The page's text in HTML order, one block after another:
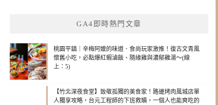
GA4即時熱門文章
桃園平鎮｜辛梅阿嬤的味道．食尚玩家激推！復古文青風
懷舊小吃，必點爆紅蝦滷飯、隨緣雞與濃郁雞湯～(線
上：5)
【竹北深夜食堂】致敬孤獨的美食家！路邊烤肉風城店單
人獨享攻略，台元工程師的下班救贖，一個人也能爽吃的